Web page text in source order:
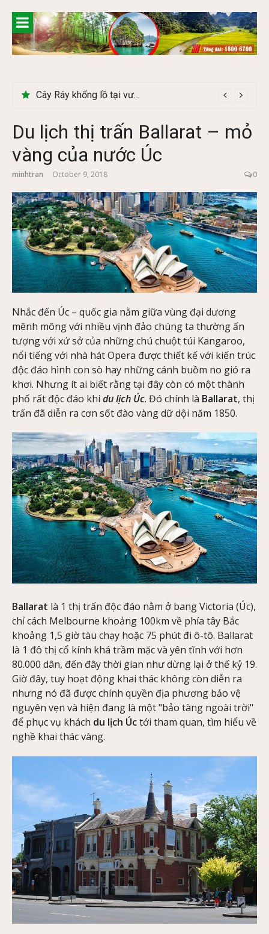
content
Cây Ráy khổng lồ tại vườn Quốc gia Cúc Phương
Du lịch thị trấn Ballarat – mỏ
vàng của nước Úc
minhtran October 9, 2018 0
Nhắc đến Úc – quốc gia nằm giữa vùng đại dương
mênh mông với nhiều vịnh đảo chúng ta thường ấn
tượng với xứ sở của những chú chuột túi Kangaroo,
nổi tiếng với nhà hát Opera được thiết kế với kiến trúc
độc đáo hình con sò hay những cánh buồm no gió ra
khơi. Nhưng ít ai biết rằng tại đây còn có một thành
phố rất độc đáo khi du lịch Úc. Đó chính là Ballarat, thị
trấn đã diễn ra cơn sốt đào vàng dữ dội năm 1850.
Ballarat là 1 thị trấn độc đáo nằm ở bang Victoria (Úc),
chỉ cách Melbourne khoảng 100km về phía tây Bắc
khoảng 1,5 giờ tàu chạy hoặc 75 phút đi ô-tô. Ballarat
là 1 đô thị cổ kính khá trầm mặc và yên tĩnh với hơn
80.000 dân, đến đây thời gian như dừng lại ở thế kỷ 19.
Giờ đây, tuy hoạt động khai thác không còn diễn ra
nhưng nó đã được chính quyền địa phương bảo vệ
nguyên vẹn và hiện đang là một "bảo tàng ngoài trời"
để phục vụ khách du lịch Úctới tham quan, tìm hiểu về
nghề khai thác vàng.